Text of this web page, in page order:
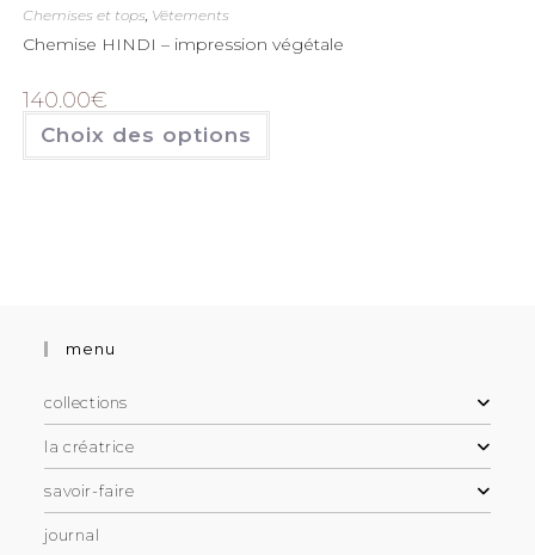
Chemises et tops Vêtements
Chemise HINDI – impression végétale
140.00€
Choix des options
menu
collections
la créatrice
savoir-faire
journal